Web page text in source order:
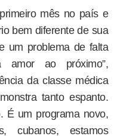
mês no país e
bem diferente de sua
um problema de falta
amor ao próximo”,
da classe médica
tanto espanto.
É um programa novo,
cubanos, estamos